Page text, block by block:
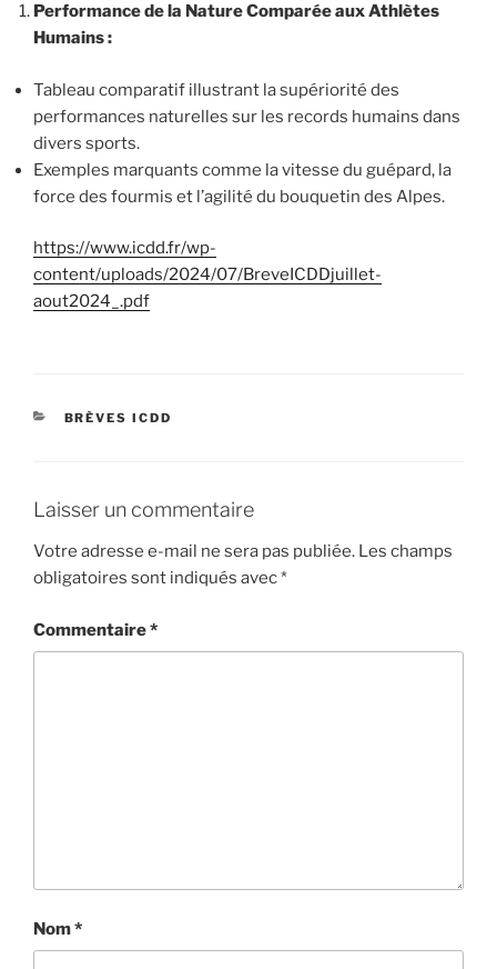
Performance de la Nature Comparée aux Athlètes
Humains :
Tableau comparatif illustrant la supériorité des
performances naturelles sur les records humains dans
divers sports.
Exemples marquants comme la vitesse du guépard, la
force des fourmis et l’agilité du bouquetin des Alpes.
https://www.icdd.fr/wp-
content/uploads/2024/07/BreveICDDjuillet-
aout2024_.pdf
CATÉGORIES
BRÈVES ICDD
Laisser un commentaire
Votre adresse e-mail ne sera pas publiée. Les champs
obligatoires sont indiqués avec*
Commentaire*
Nom*